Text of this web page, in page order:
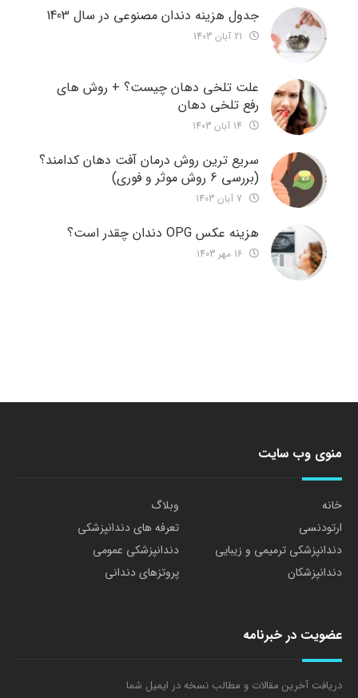
جدول هزینه دندان مصنوعی در سال 1403
علت تلخی دهان چیست؟ + روش های
رفع تلخی دهان
سریع ترین روش درمان آفت دهان کدامند؟
(بررسی 6 روش موثر و فوری)
هزینه عکس OPG دندان چقدر است؟
منوی وب سایت
خانه
وبلاگ
ارتودنسی
تعرفه های دندانپزشکی
دندانپزشکی ترمیمی و زیبایی
دندانپزشکی عمومی
دندانپزشکان
پروتزهای دندانی
عضویت در خبرنامه
دریافت آخرین مقالات و مطالب نسخه در ایمیل شما